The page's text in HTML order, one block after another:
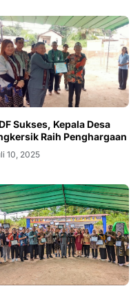
Sukses, Kepala Desa
Raih Penghargaan
10, 2025